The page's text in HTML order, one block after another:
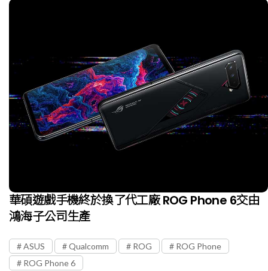
華碩遊戲手機終於換了代工廠 ROG Phone 6交由
鴻海子公司生產
ASUS Qualcomm ROG
ROG Phone
ROG Phone 6